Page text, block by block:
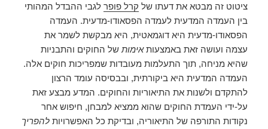
ציטוט זה מבטא את דעתו של קרל פופר לגבי ההבדל המהותי
בין העמדה המדעית לעמדה הפסאודו-מדעית. העמדה
הפסאודו-מדעית היא דוגמאטית, היא מבקשת לשמר את
עצמה ועושה זאת באמצעותאימות של החוקים והתבניות
שהיא מניחה, תוך התעלמות מעובדות שמפריכות חוקים אלה.
העמדה המדעית היא ביקורתית, ובבסיסה עומד הרצון
להתקדם ולשנות את התיאוריות והחוקים. המדע מבצע זאת
על-ידי העמדת החוקים שהוא ממציא למבחן, חיפוש אחר
נקודות התורפה של התיאוריה, ובדיקת כל האפשרויותלהפריך